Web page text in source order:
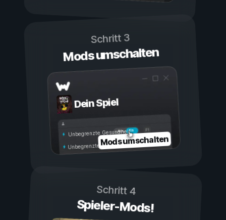
Schritt 3
Mods umschalten
Dein Spiel
Ein
Aus
Unbegrenzte Gesundheit
Unbegrenzte AusdauerMods umschalten
Schritt 4
Spieler-Mods!